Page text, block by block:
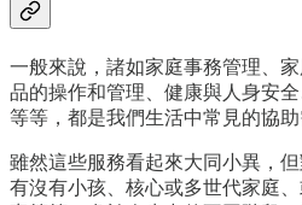
一般來說，諸如家庭事務管理、
品的操作和管理、健康與人身安
等等，都是我們生活中常見的協助
雖然這些服務看起來大同小異，
有沒有小孩、核心或多世代家庭